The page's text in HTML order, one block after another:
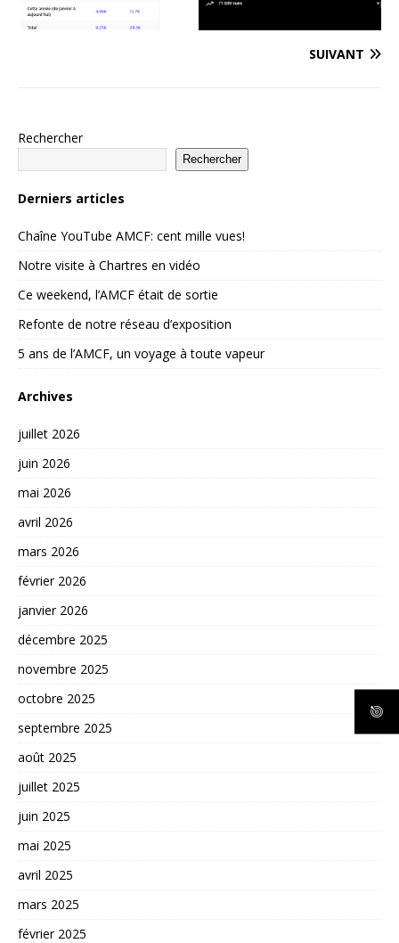
SUIVANT
Rechercher
Rechercher
Derniers articles
Chaîne YouTube AMCF: cent mille vues!
Notre visite à Chartres en vidéo
Ce weekend, l’AMCF était de sortie
Refonte de notre réseau d’exposition
5 ans de l’AMCF, un voyage à toute vapeur
Archives
juillet 2026
juin 2026
mai 2026
avril 2026
mars 2026
février 2026
janvier 2026
décembre 2025
novembre 2025
octobre 2025
septembre 2025
août 2025
juillet 2025
juin 2025
mai 2025
avril 2025
mars 2025
février 2025